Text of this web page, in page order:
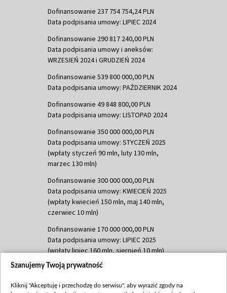
Dofinansowanie 237 754 754,24 PLN
Data podpisania umowy: LIPIEC 2024
Dofinansowanie 290 817 240,00 PLN
Data podpisania umowy i aneksów:
WRZESIEŃ 2024 i GRUDZIEŃ 2024
Dofinansowanie 539 800 000,00 PLN
Data podpisania umowy: PAŹDZIERNIK 2024
Dofinansowanie 49 848 800,00 PLN
Data podpisania umowy: LISTOPAD 2024
Dofinansowanie 350 000 000,00 PLN
Data podpisania umowy: STYCZEŃ 2025
(wpłaty styczeń 90 mln, luty 130 mln,
marzec 130 mln)
Dofinansowanie 300 000 000,00 PLN
Data podpisania umowy: KWIECIEŃ 2025
(wpłaty kwiecień 150 mln, maj 140 mln,
czerwiec 10 mln)
Dofinansowanie 170 000 000,00 PLN
Data podpisania umowy: LIPIEC 2025
(wpłaty lipiec 160 mln, sierpień 10 mln)
Dofinansowanie 60 000 000,00 PLN
(wpłata wrzesień 60 mln)
Szanujemy Twoją prywatność
Kliknij "Akceptuję i przechodzę do serwisu", aby wyrazić zgody na